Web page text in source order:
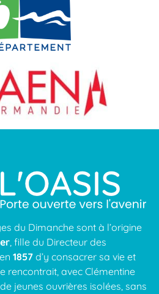
du Dimanche sont à l’origine
, fille du Directeur des
1857 d’y consacrer sa vie et
rencontrait, avec Clémentine
jeunes ouvrières isolées, sans